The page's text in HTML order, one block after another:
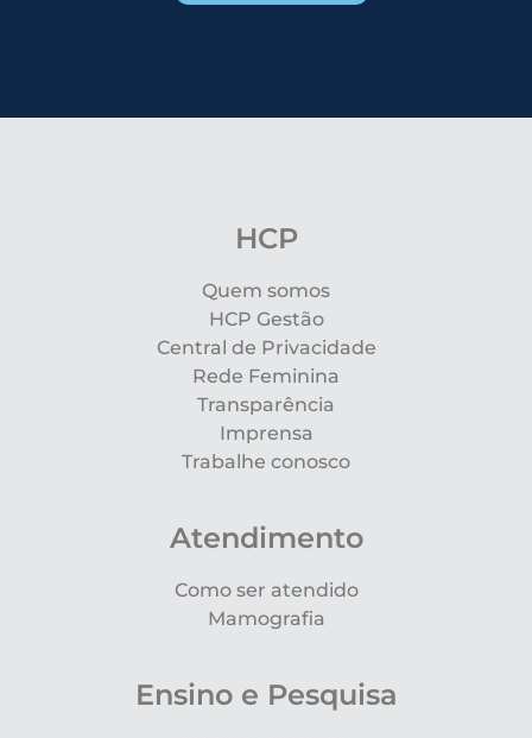
HCP
Quem somos
HCP Gestão
Central de Privacidade
Rede Feminina
Transparência
Imprensa
Trabalhe conosco
Atendimento
Como ser atendido
Mamografia
Ensino e Pesquisa